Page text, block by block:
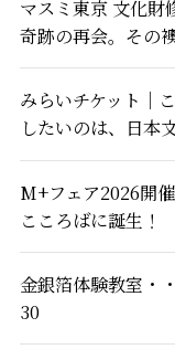
マスミ東京 文化財
奇跡の再会。その
みらいチケット｜
したいのは、日本
M+フェア2026開
こころばに誕生！
金銀箔体験教室・
30